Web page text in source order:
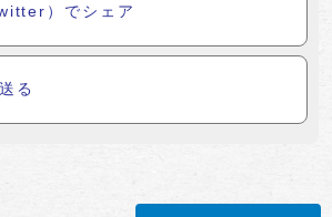
）でシェア
る